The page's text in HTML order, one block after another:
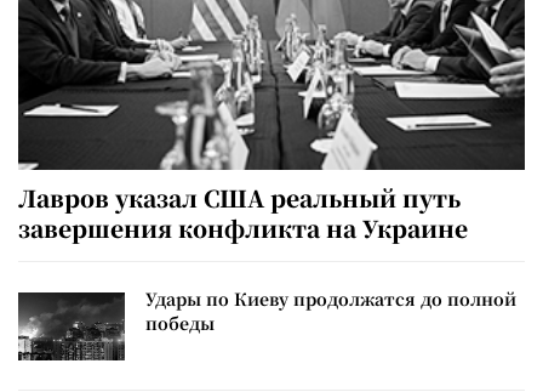
Лавров указал США реальный путь
завершения конфликта на Украине
Удары по Киеву продолжатся до полной
победы